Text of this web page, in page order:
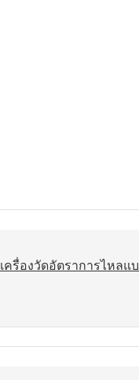
เครื่องวัดอัตราการไหลแ